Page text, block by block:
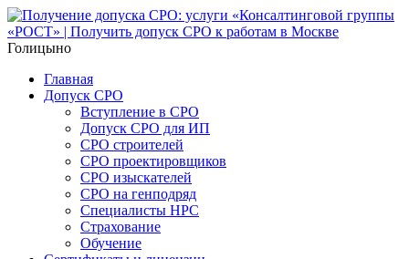
Голицыно
Главная
Допуск СРО
Вступление в СРО
Допуск СРО для ИП
СРО строителей
СРО проектировщиков
СРО изыскателей
СРО на генподряд
Специалисты НРС
Страхование
Обучение